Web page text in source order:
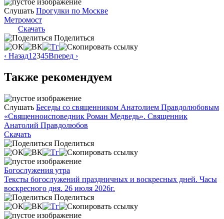
Слушать Прогулки по Москве
Метромост
Скачать
Поделиться
‹ Назад1 2345Вперед ›
Также рекомендуем
Слушать Беседы со священником Анатолием Правдолюбовым
«Священноисповедник Роман Медведь». Священник
Анатолий Правдолюбов
Скачать
Поделиться
Богослужения утра
Тексты богослужений праздничных и воскресных дней. Часы
воскресного дня. 26 июля 2026г.
Поделиться